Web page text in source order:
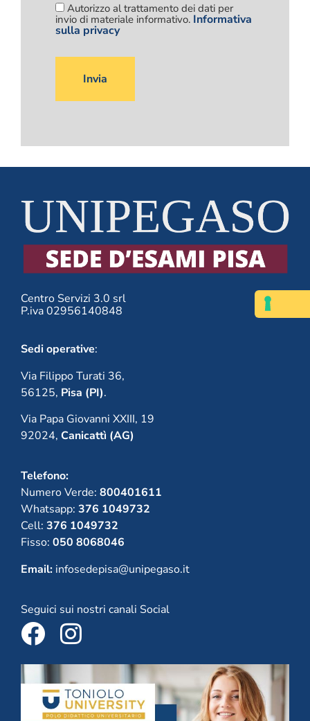
Autorizzo al trattamento dei dati per
invio di materiale informativo. Informativa
sulla privacy
Si
vuoto
Centro Servizi 3.0 srl
P.iva 02956140848
Sedi operative:
Via Filippo Turati 36,
56125, Pisa (PI).
Via Papa Giovanni XXIII, 19
92024, Canicattì (AG)
Telefono:
Numero Verde: 800401611
Whatsapp: 376 1049732
Cell: 376 1049732
Fisso: 050 8068046
Email: infosedepisa@unipegaso.it
Seguici sui nostri canali Social